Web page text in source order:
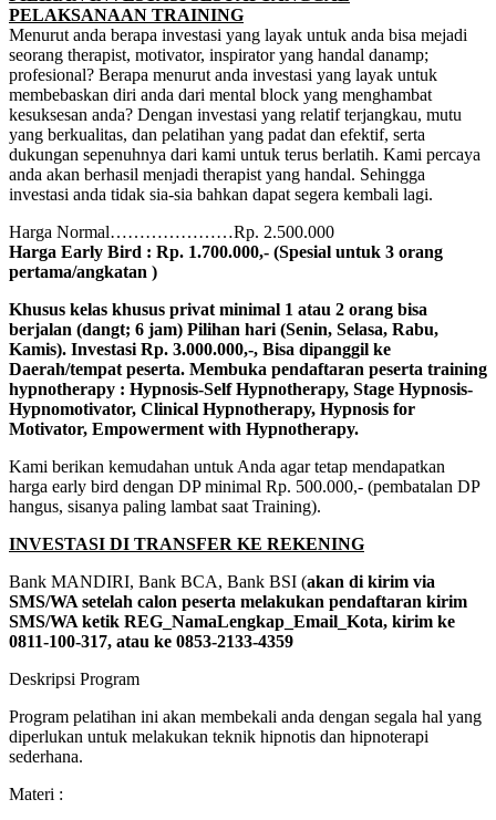
PELAKSANAAN TRAINING
Menurut anda berapa investasi yang layak untuk anda bisa mejadi
seorang therapist, motivator, inspirator yang handal danamp;
profesional? Berapa menurut anda investasi yang layak untuk
membebaskan diri anda dari mental block yang menghambat
kesuksesan anda? Dengan investasi yang relatif terjangkau, mutu
yang berkualitas, dan pelatihan yang padat dan efektif, serta
dukungan sepenuhnya dari kami untuk terus berlatih. Kami percaya
anda akan berhasil menjadi therapist yang handal. Sehingga
investasi anda tidak sia-sia bahkan dapat segera kembali lagi.
Harga Normal…………………Rp. 2.500.000
Harga Early Bird : Rp. 1.700.000,- (Spesial untuk 3 orang
pertama/angkatan )
Khusus kelas khusus privat minimal 1 atau 2 orang bisa
berjalan (dangt; 6 jam) Pilihan hari (Senin, Selasa, Rabu,
Kamis). Investasi Rp. 3.000.000,-, Bisa dipanggil ke
Daerah/tempat peserta. Membuka pendaftaran peserta training
hypnotherapy : Hypnosis-Self Hypnotherapy, Stage Hypnosis-
Hypnomotivator, Clinical Hypnotherapy, Hypnosis for
Motivator, Empowerment with Hypnotherapy.
Kami berikan kemudahan untuk Anda agar tetap mendapatkan
harga early bird dengan DP minimal Rp. 500.000,- (pembatalan DP
hangus, sisanya paling lambat saat Training).
INVESTASI DI TRANSFER KE REKENING
Bank MANDIRI, Bank BCA, Bank BSI (akan di kirim via
SMS/WA setelah calon peserta melakukan pendaftaran kirim
SMS/WA ketik REG_NamaLengkap_Email_Kota, kirim ke
0811-100-317, atau ke 0853-2133-4359
Deskripsi Program
Program pelatihan ini akan membekali anda dengan segala hal yang
diperlukan untuk melakukan teknik hipnotis dan hipnoterapi
sederhana.
Materi :